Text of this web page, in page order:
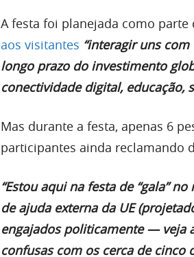
A festa foi planejada como
aos visitantes “interagir uns
longo prazo do investimento
conectividade digital, educação,
Mas durante a festa, apenas 6
participantes ainda reclamando
“Estou aqui na festa de “gala”
de ajuda externa da UE
engajados politicamente — veja
confusas com os cerca de